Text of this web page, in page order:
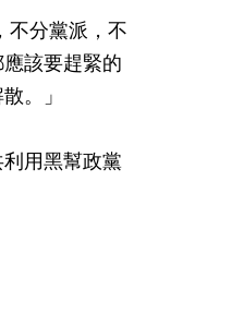
不分黨派，不
該要趕緊的
。」
用黑幫政黨